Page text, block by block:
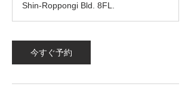
料
Shin-Roppongi Bld. 8FL.
今すぐ予約